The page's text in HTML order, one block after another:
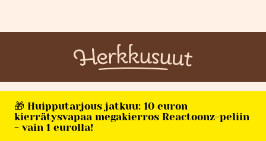
🎁 Huipputarjous jatkuu: 10 euron
kierrätysvapaa megakierros Reactoonz-peliin
- vain 1 eurolla!